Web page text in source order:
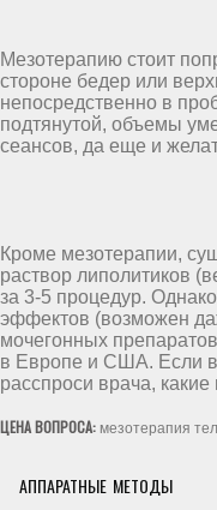
Мезотерапию стоит
стороне бедер или
непосредственно в
подтянутой, объемы
сеансов, да еще и
Кроме мезотерапии,
раствор липолитиков
за 3-5 процедур.
эффектов (возможен
мочегонных
в Европе и США. Если
расспроси врача,
ЦЕНА ВОПРОСА: мезотерапия
АППАРАТНЫЕ МЕТОДЫ